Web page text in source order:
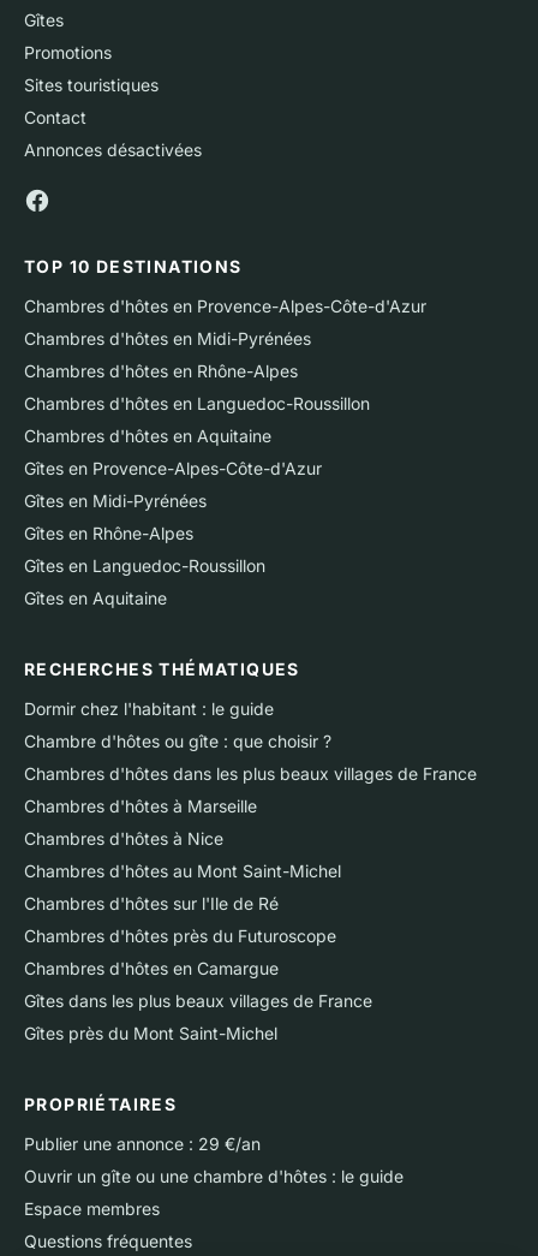
Gîtes
Promotions
Sites touristiques
Contact
Annonces désactivées
TOP 10 DESTINATIONS
Chambres d'hôtes en Provence-Alpes-Côte-d'Azur
Chambres d'hôtes en Midi-Pyrénées
Chambres d'hôtes en Rhône-Alpes
Chambres d'hôtes en Languedoc-Roussillon
Chambres d'hôtes en Aquitaine
Gîtes en Provence-Alpes-Côte-d'Azur
Gîtes en Midi-Pyrénées
Gîtes en Rhône-Alpes
Gîtes en Languedoc-Roussillon
Gîtes en Aquitaine
RECHERCHES THÉMATIQUES
Dormir chez l'habitant : le guide
Chambre d'hôtes ou gîte : que choisir ?
Chambres d'hôtes dans les plus beaux villages de France
Chambres d'hôtes à Marseille
Chambres d'hôtes à Nice
Chambres d'hôtes au Mont Saint-Michel
Chambres d'hôtes sur l'Ile de Ré
Chambres d'hôtes près du Futuroscope
Chambres d'hôtes en Camargue
Gîtes dans les plus beaux villages de France
Gîtes près du Mont Saint-Michel
PROPRIÉTAIRES
Publier une annonce : 29 €/an
Ouvrir un gîte ou une chambre d'hôtes : le guide
Espace membres
Questions fréquentes